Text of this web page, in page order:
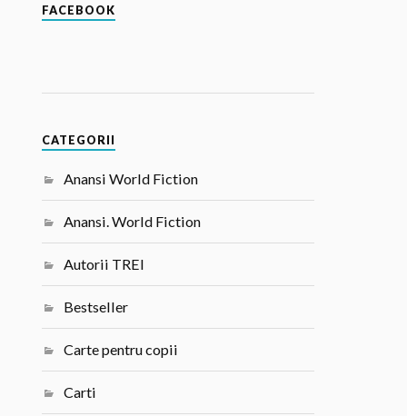
FACEBOOK
CATEGORII
Anansi World Fiction
Anansi. World Fiction
Autorii TREI
Bestseller
Carte pentru copii
Carti